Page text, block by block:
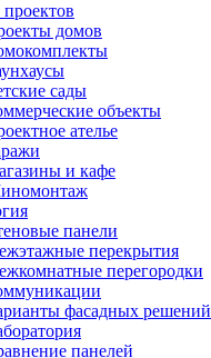
домов
сады
объекты
ателье
и кафе
панели
перекрытия
перегородки
фасадных решений
панелей